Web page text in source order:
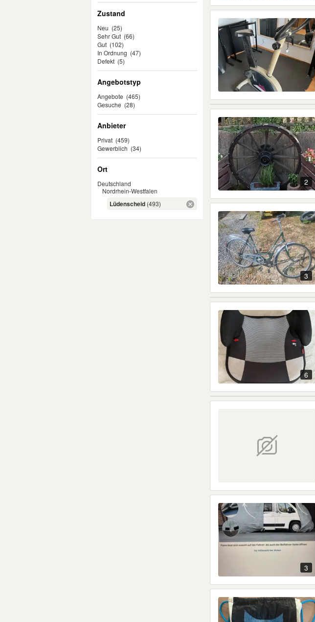
Zustand
Neu (25)
Sehr Gut (66)
Gut (102)
In Ordnung (47)
Defekt (5)
Angebotstyp
Angebote (465)
Gesuche (28)
Anbieter
Privat (459)
Gewerblich (34)
Ort
Deutschland
Nordrhein-Westfalen
Lüdenscheid (493)
2
3
6
3